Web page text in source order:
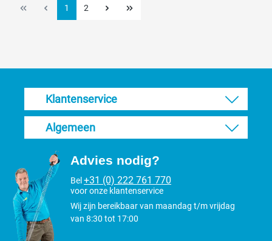
1 2
Klantenservice
Algemeen
Advies nodig?
Bel +31 (0) 222 761 770
voor onze klantenservice
Wij zijn bereikbaar van maandag t/m vrijdag
van 8:30 tot 17:00